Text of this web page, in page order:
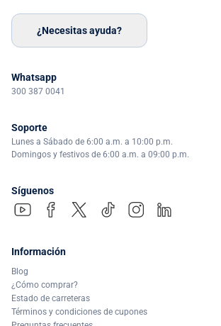
¿Necesitas ayuda?
Whatsapp
300 387 0041
Soporte
Lunes a Sábado de 6:00 a.m. a 10:00 p.m.
Domingos y festivos de 6:00 a.m. a 09:00 p.m.
Síguenos
Información
Blog
¿Cómo comprar?
Estado de carreteras
Términos y condiciones de cupones